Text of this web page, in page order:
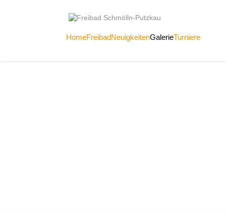
HomeFreibadNeuigkeitenGalerieTurniere